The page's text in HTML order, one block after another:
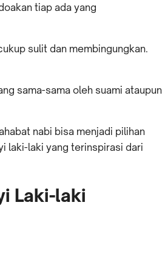
tiap ada yang
sulit dan membingungkan.
sama-sama oleh suami ataupun
nabi bisa menjadi pilihan
laki-laki yang terinspirasi dari
Laki-laki